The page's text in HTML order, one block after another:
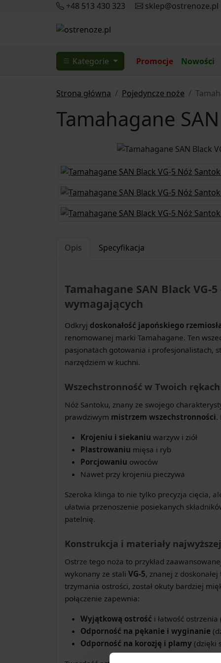
+48 513 430 323 sklep@ostrenoze.pl
Kategorie Promocje Nowości
Strona główna Pojedyncze noże
Tamahagane
Opis Specyfikacja
Tamahagane SAN Black VG-
wymagających
Odkryj doskonałość japońskiego
renomowanej marki Tamahagane. Ten
pasjonatach gotowania i profesjonalistach,
narzędziem w kuchni.
Wszechstronność w Twoich rękach
Nóż Santoku, znany ze swojego
prawdziwym mistrzem wszechstronności.
Krojeniu i siekaniu warzyw i ziół
Plastrowaniu mięsa i ryb
Porcjowaniu owoców
Nawet przy krojeniu pieczywa
Szeroka klinga to nie tylko precyzja cięcia,
ułatwia przenoszenie posiekanych
patelnię.
Konstrukcja i materiały
Ostrze tego noża to przykład
wykonany ze stali VG-5, znanej z
trzymania ostrości, został okuty bardziej
połączenie zapewnia:
Wyjątkową ostrość i łatwość
Odporność na pękanie i wyginanie
Odporność na korozję i plamy (dzięki